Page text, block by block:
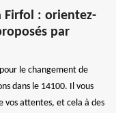
Firfol : orientez-
par
le changement de
dans le 14100. Il vous
vos attentes, et cela à des